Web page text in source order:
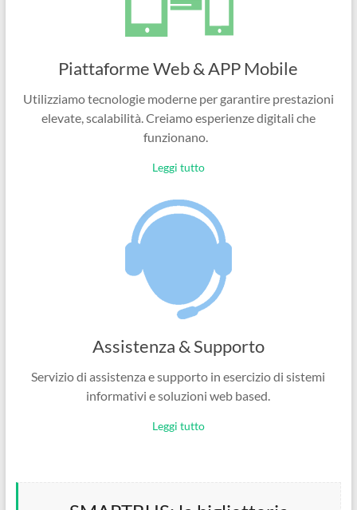
Piattaforme Web & APP Mobile
Utilizziamo tecnologie moderne per garantire prestazioni
elevate, scalabilità. Creiamo esperienze digitali che
funzionano.
Leggi tutto
Assistenza & Supporto
Servizio di assistenza e supporto in esercizio di sistemi
informativi e soluzioni web based.
Leggi tutto